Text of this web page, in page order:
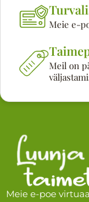
Meie e-
Meil on
Meie e-poe